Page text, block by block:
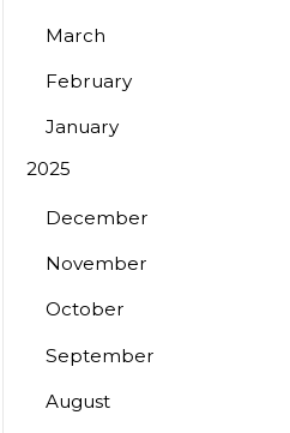
March
February
January
2025
December
November
October
September
August